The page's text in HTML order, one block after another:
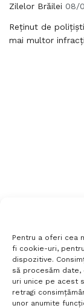
Pentru a oferi cea
fi cookie-uri,
dispozitive.
să procesăm date,
uri unice pe acest
retragi
unor anumite
Zilelor Brăilei 08/
Reținut de
mai multor
Termeni si
Politica